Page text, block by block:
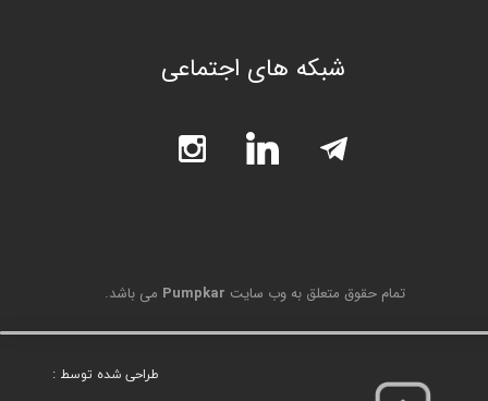
شبکه های اجتماعی
تمام حقوق متعلق به وب سایت Pumpkar می باشد.
طراحی شده توسط :